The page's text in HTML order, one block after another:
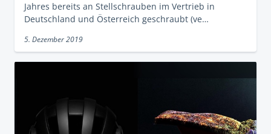
Jahres bereits an Stellschrauben im Vertrieb in
Deutschland und Österreich geschraubt (ve…
5. Dezember 2019